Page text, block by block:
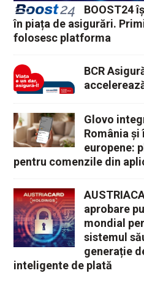
BOOST24
în piața de asigurări.
folosesc platforma
BCR
Glovo
România și
europene:
pentru comenzile din
aprobare
mondial
sistemul
generație
inteligente de plată